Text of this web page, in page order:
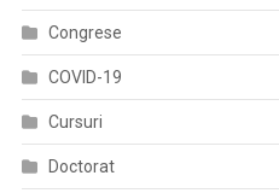
Congrese
COVID-19
Cursuri
Doctorat